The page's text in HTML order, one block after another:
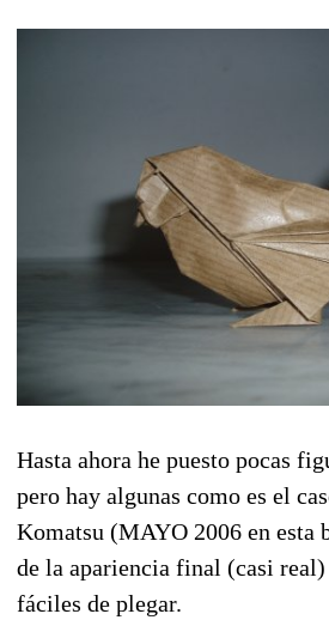
Hasta ahora he puesto pocas
pero hay algunas como es el
Komatsu (MAYO 2006 en esta
de la apariencia final (casi
fáciles de plegar.